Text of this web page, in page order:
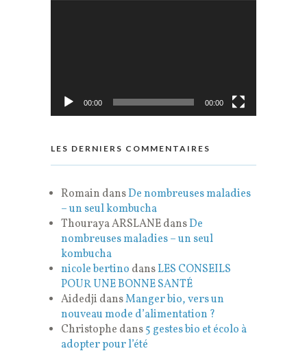
00:00 00:00
LES DERNIERS COMMENTAIRES
Romain dansDe nombreuses maladies
– un seul kombucha
Thouraya ARSLANEdansDe
nombreuses maladies – un seul
kombucha
nicole bertino dansLES CONSEILS
POUR UNE BONNE SANTÉ
Aidedji dansManger bio, vers un
nouveau mode d’alimentation ?
Christophe dans5 gestes bio et écolo à
adopter pour l’été